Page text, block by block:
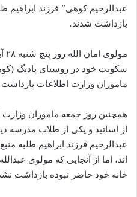
عبدالرحیم کوهی” فرزند ابراهیم
بازداشت شدند.
سکونت خود در روستای پادیگ
ماموران وزارت اطلاعات
همچنین روز جمعه ماموران وزارت
از اساتید و یکی از طلاب مدرسه
عبدالرحیم فرزند ابراهیم طلبه
اند، اما از آنجایی که مولوی
خانه خود حاضر نبوده بازداشت